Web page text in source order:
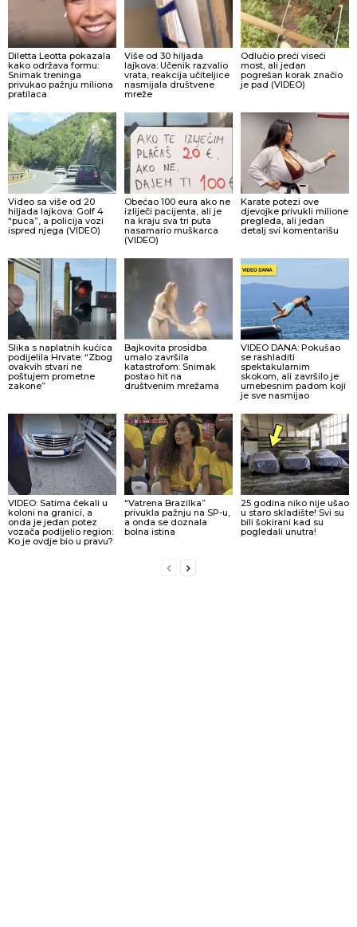
Diletta Leotta pokazala
kako održava formu:
Snimak treninga
privukao pažnju miliona
pratilaca
Više od 30 hiljada
lajkova: Učenik razvalio
vrata, reakcija učiteljice
nasmijala društvene
mreže
Odlučio preći viseći
most, ali jedan
pogrešan korak značio
je pad (VIDEO)
Video sa više od 20
hiljada lajkova: Golf 4
“puca”, a policija vozi
ispred njega (VIDEO)
Obećao 100 eura ako ne
izliječi pacijenta, ali je
na kraju sva tri puta
nasamario muškarca
(VIDEO)
Karate potezi ove
djevojke privukli milione
pregleda, ali jedan
detalj svi komentarišu
Slika s naplatnih kućica
podijelila Hrvate: “Zbog
ovakvih stvari ne
poštujem prometne
zakone”
Bajkovita prosidba
umalo završila
katastrofom: Snimak
postao hit na
društvenim mrežama
VIDEO DANA: Pokušao
se rashladiti
spektakularnim
skokom, ali završilo je
urnebesnim padom koji
je sve nasmijao
VIDEO: Satima čekali u
koloni na granici, a
onda je jedan potez
vozača podijelio region:
Ko je ovdje bio u pravu?
“Vatrena Brazilka”
privukla pažnju na SP-u,
a onda se doznala
bolna istina
25 godina niko nije ušao
u staro skladište! Svi su
bili šokirani kad su
pogledali unutra!